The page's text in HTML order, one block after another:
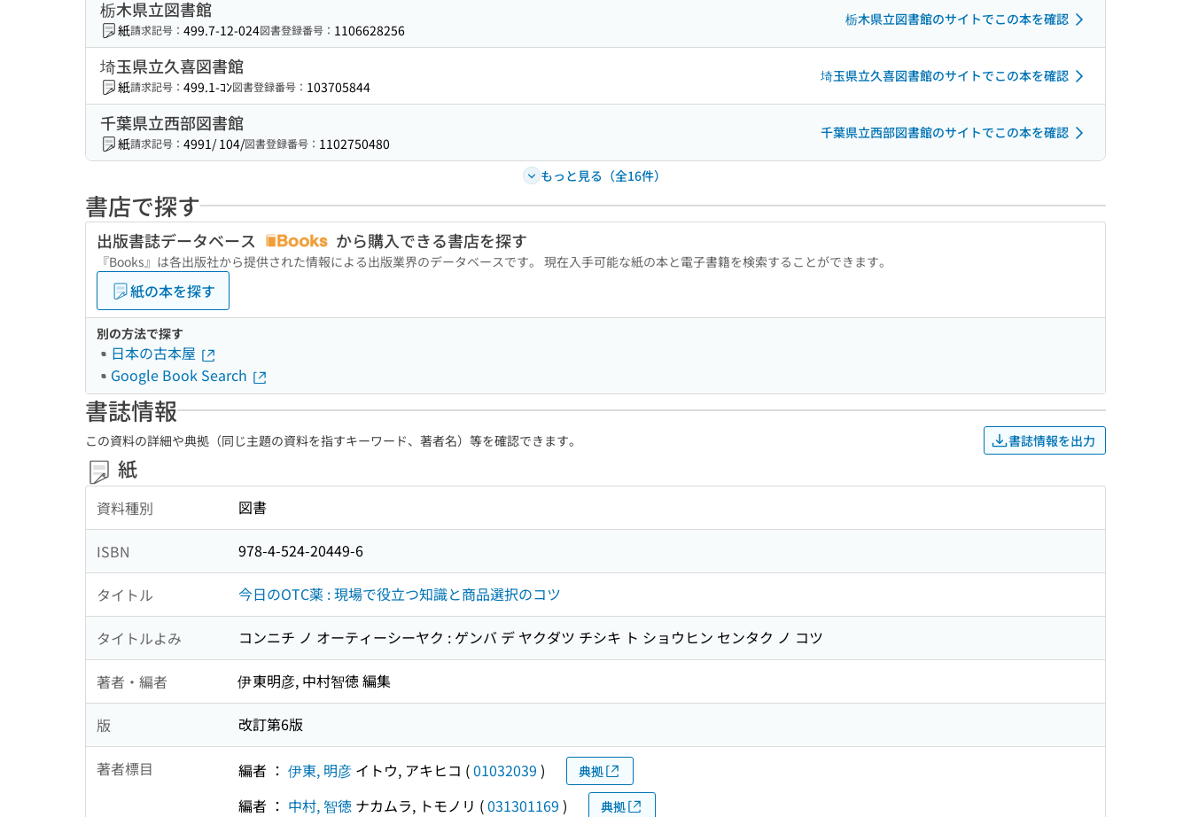
栃木県立図書館
紙請求記号： 499.7-12-024図書登録番号： 1106628256
栃木県立図書館のサイトでこの本を確認
埼玉県立久喜図書館
紙請求記号： 499.1-ｺﾝ図書登録番号： 103705844
埼玉県立久喜図書館のサイトでこの本を確認
千葉県立西部図書館
紙請求記号： 4991/ 104/図書登録番号： 1102750480
千葉県立西部図書館のサイトでこの本を確認
もっと見る（全16件）
書店で探す
出版書誌データベース から購入できる書店を探す
『Books』は各出版社から提供された情報による出版業界のデータベースです。 現在入手可能な紙の本と電子書籍を検索することができます。
紙の本を探す
別の方法で探す
日本の古本屋
Google Book Search
書誌情報
この資料の詳細や典拠（同じ主題の資料を指すキーワード、著者名）等を確認できます。 書誌情報を出力
紙
資料種別 図書
ISBN 978-4-524-20449-6
タイトル 今日のOTC薬 : 現場で役立つ知識と商品選択のコツ
タイトルよみ コンニチ ノ オーティーシーヤク : ゲンバ デ ヤクダツ チシキ ト ショウヒン センタク ノ コツ
著者・編者 伊東明彦, 中村智徳 編集
版 改訂第6版
著者標目 編者 ： 伊東, 明彦 イトウ, アキヒコ (01032039 ) 典拠
編者 ： 中村, 智徳 ナカムラ, トモノリ (031301169 ) 典拠